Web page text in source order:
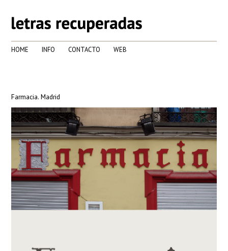
HOME INFO CONTACTO WEB
Farmacia. Madrid